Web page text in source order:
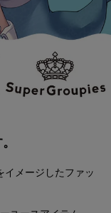
イメージしたファッ